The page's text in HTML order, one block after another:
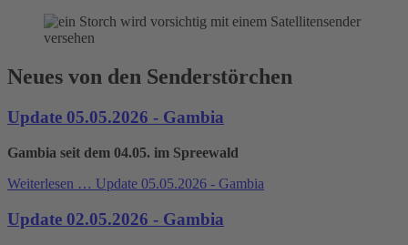
Neues von den Senderstörchen
Update 05.05.2026 - Gambia
Gambia seit dem 04.05. im Spreewald
Weiterlesen … Update 05.05.2026 - Gambia
Update 02.05.2026 - Gambia